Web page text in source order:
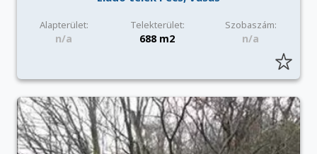
Alapterület: Telekterület: Szobaszám:
n/a 688 m2 n/a